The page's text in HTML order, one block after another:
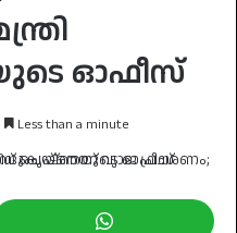
ഓഫീസ്
Less than a minute